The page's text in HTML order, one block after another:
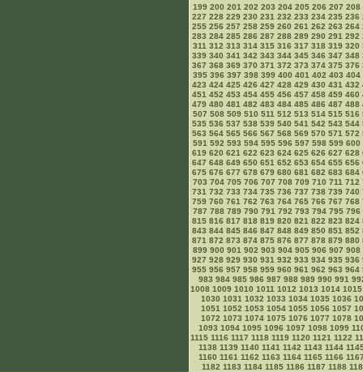
199 200 201 202 203 204 205 206 207 208
227 228 229 230 231 232 233 234 235 236
255 256 257 258 259 260 261 262 263 264
283 284 285 286 287 288 289 290 291 292
311 312 313 314 315 316 317 318 319 320
339 340 341 342 343 344 345 346 347 348
367 368 369 370 371 372 373 374 375 376
395 396 397 398 399 400 401 402 403 404
423 424 425 426 427 428 429 430 431 432
451 452 453 454 455 456 457 458 459 460
479 480 481 482 483 484 485 486 487 488
507 508 509 510 511 512 513 514 515 516
535 536 537 538 539 540 541 542 543 544
563 564 565 566 567 568 569 570 571 572
591 592 593 594 595 596 597 598 599 600
619 620 621 622 623 624 625 626 627 628
647 648 649 650 651 652 653 654 655 656
675 676 677 678 679 680 681 682 683 684
703 704 705 706 707 708 709 710 711 712
731 732 733 734 735 736 737 738 739 740
759 760 761 762 763 764 765 766 767 768
787 788 789 790 791 792 793 794 795 796
815 816 817 818 819 820 821 822 823 824
843 844 845 846 847 848 849 850 851 852
871 872 873 874 875 876 877 878 879 880
899 900 901 902 903 904 905 906 907 908
927 928 929 930 931 932 933 934 935 936
955 956 957 958 959 960 961 962 963 964
983 984 985 986 987 988 989 990 991
1008 1009 1010 1011 1012 1013 1014 1015
1030 1031 1032 1033 1034 1035 1036
1051 1052 1053 1054 1055 1056 1057
1072 1073 1074 1075 1076 1077 1078
1093 1094 1095 1096 1097 1098 1099
1115 1116 1117 1118 1119 1120 1121 1122
1138 1139 1140 1141 1142 1143 1144
1160 1161 1162 1163 1164 1165 1166
1182 1183 1184 1185 1186 1187 1188